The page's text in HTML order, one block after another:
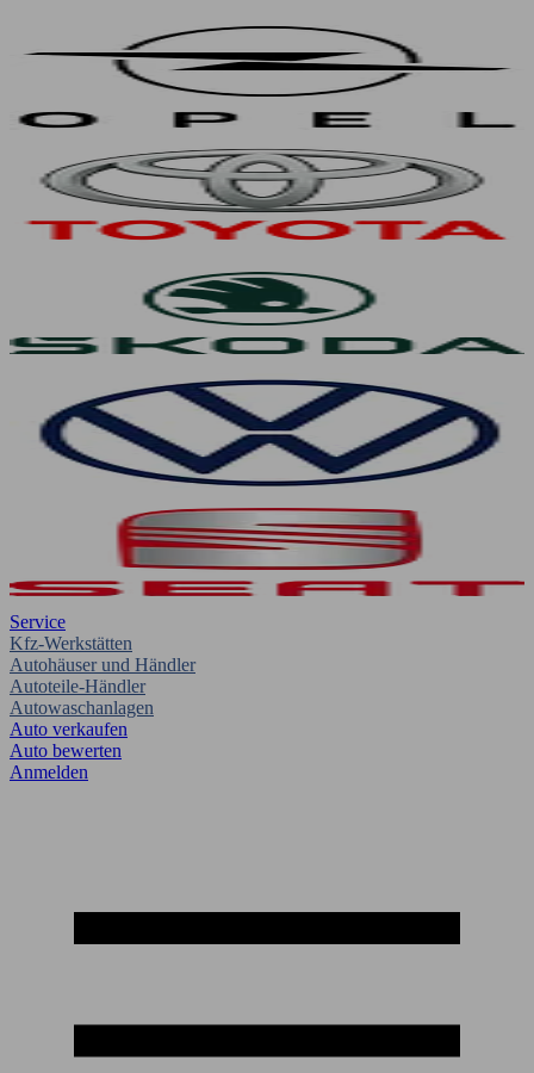
Service
Kfz-Werkstätten
Autohäuser und Händler
Autoteile-Händler
Autowaschanlagen
Auto verkaufen
Auto bewerten
Anmelden